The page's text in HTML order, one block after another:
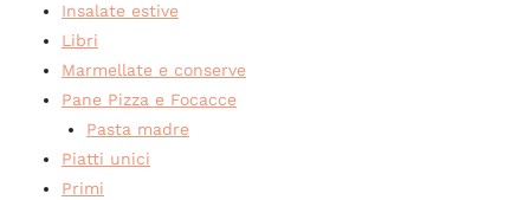
Insalate estive
Libri
Marmellate e conserve
Pane Pizza e Focacce
Pasta madre
Piatti unici
Primi